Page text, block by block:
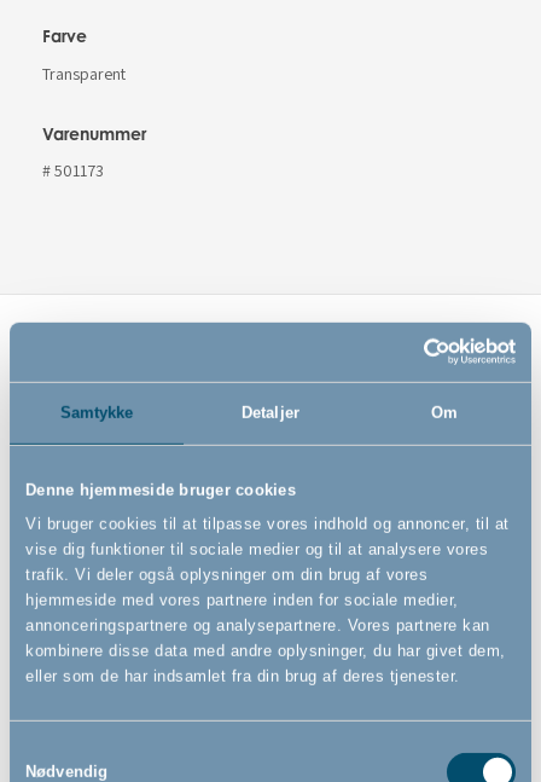
Samtykke Detaljer Om
Denne hjemmeside bruger cookies
Vi bruger cookies til at tilpasse vores indhold og annoncer, til at
vise dig funktioner til sociale medier og til at analysere vores
trafik. Vi deler også oplysninger om din brug af vores
hjemmeside med vores partnere inden for sociale medier,
annonceringspartnere og analysepartnere. Vores partnere kan
kombinere disse data med andre oplysninger, du har givet dem,
eller som de har indsamlet fra din brug af deres tjenester.
Nødvendig
Farve
Transparent
Varenummer
# 501173
Chicco sut t/flaske regular
flow 2Pcs, silikone, regular